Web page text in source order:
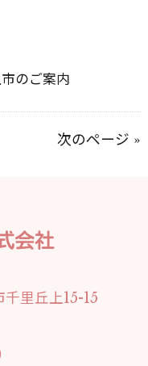
のご案内
次のページ »
里丘上15-15